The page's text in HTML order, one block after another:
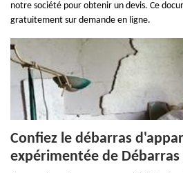
notre société pour obtenir un devis. Ce
gratuitement sur demande en ligne.
Confiez le débarras
expérimentée de Débarras